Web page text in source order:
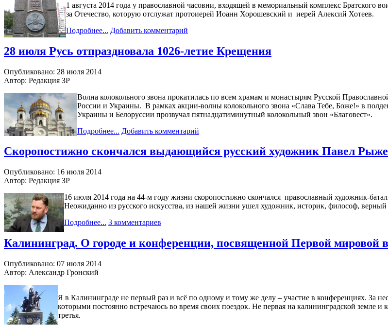
1 августа 2014 года у православной часовни, входящей в мемориальный комплекс
за Отечество, которую отслужат протоиерей Иоанн Хорошевский и иерей Алексий Хотеев.
Подробнее... Добавить комментарий
28 июля Русь отпраздновала 1026-летие Крещения
Опубликовано: 28 июля 2014
Автор: Редакция ЗР
Волна колокольного звона прокатилась по всем храмам и монастырям Русской
России и Украины. В рамках акции-волны колокольного звона «Слава Тебе, Боже!» в
Украины и Белоруссии прозвучал пятнадцатиминутный колокольный звон «Благовест».
Подробнее... Добавить комментарий
Скоропостижно скончался выдающийся русский художник Павел
Опубликовано: 16 июля 2014
Автор: Редакция ЗР
16 июля 2014 года на 44-м году жизни скоропостижно скончался православный художник-
Неожиданно из русского искусства, из нашей жизни ушел художник, историк, философ,
Подробнее... 3 комментариев
Калининград. О городе и конференции, посвященной Первой мировой
Опубликовано: 07 июля 2014
Автор: Александр Гронский
Я в Калининграде не первый раз и всё по одному и тому же делу – участие в конференциях. За
которыми постоянно встречаюсь во время своих поездок. Не первая на калининградской
третья.